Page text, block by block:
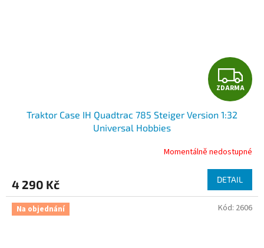
Z
D
R
M
A
ZDARMA
Traktor Case IH Quadtrac 785 Steiger Version 1:32
Universal Hobbies
Momentálně nedostupné
4 290 Kč DETAIL
Na objednání Kód: 2606